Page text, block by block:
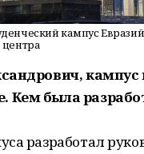
кампус
центра
Кем была
разработал